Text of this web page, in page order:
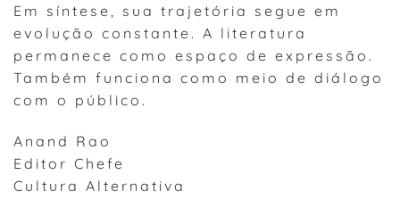
Em síntese, sua trajetória segue em
evolução constante. A literatura
permanece como espaço de expressão.
Também funciona como meio de diálogo
com o público.
Anand Rao
Editor Chefe
Cultura Alternativa